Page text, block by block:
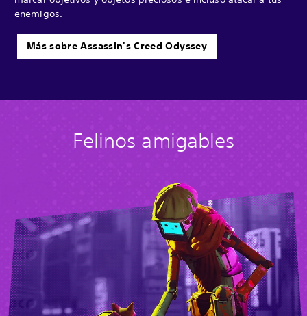
enemigos.
Más sobre Assassin's Creed Odyssey
Felinos amigables